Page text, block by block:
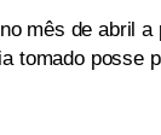
mês de abril a
tomado posse